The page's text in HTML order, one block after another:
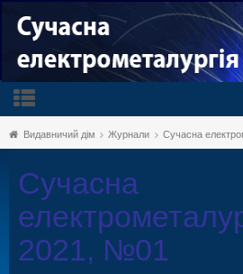
Видавничий дім Журнали Сучасна
Сучасна
2021, №01